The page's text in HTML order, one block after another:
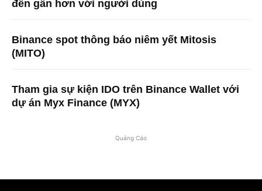
đến gần hơn với người dùng
Binance spot thông báo niêm yết Mitosis
(MITO)
Tham gia sự kiện IDO trên Binance Wallet với
dự án Myx Finance (MYX)
Quảng Cáo